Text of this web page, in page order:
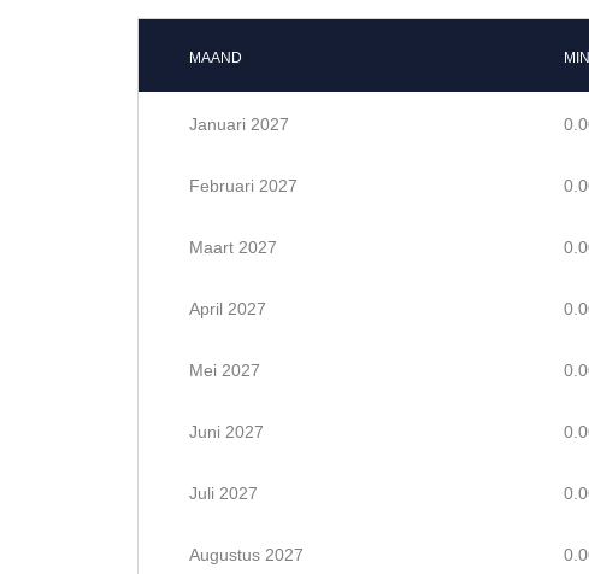
MAAND
Januari 2027
Februari 2027
Maart 2027
April 2027
Mei 2027
Juni 2027
Juli 2027
Augustus 2027